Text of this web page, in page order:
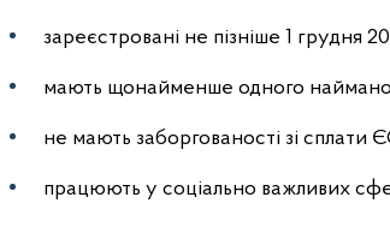
зареєстровані не пізніше 1 грудня
мають щонайменше одного
не мають заборгованості зі сплати
працюють у соціально важливих